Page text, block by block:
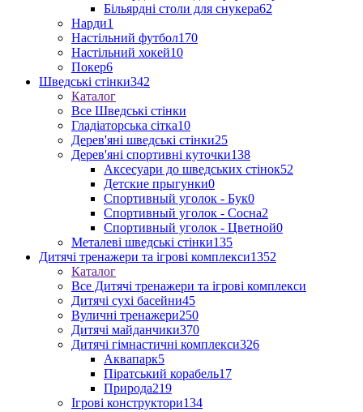
Більярдні столи для снукера62
Нарди1
Настільний футбол170
Настільний хокей10
Покер6
Шведські стінки342
Каталог
Все Шведські стінки
Гладіаторська сітка10
Дерев'яні шведські стінки25
Дерев'яні спортивні куточки138
Аксесуари до шведських стінок52
Детские прыгунки0
Спортивный уголок - Бук0
Спортивный уголок - Сосна2
Спортивный уголок - Цветной0
Металеві шведські стінки135
Дитячі тренажери та ігрові комплекси1352
Каталог
Все Дитячі тренажери та ігрові комплекси
Дитячі сухі басейни45
Вуличні тренажери250
Дитячі майданчики370
Дитячі гімнастичні комплекси326
Аквапарк5
Піратський корабель17
Природа219
Ігрові конструктори134